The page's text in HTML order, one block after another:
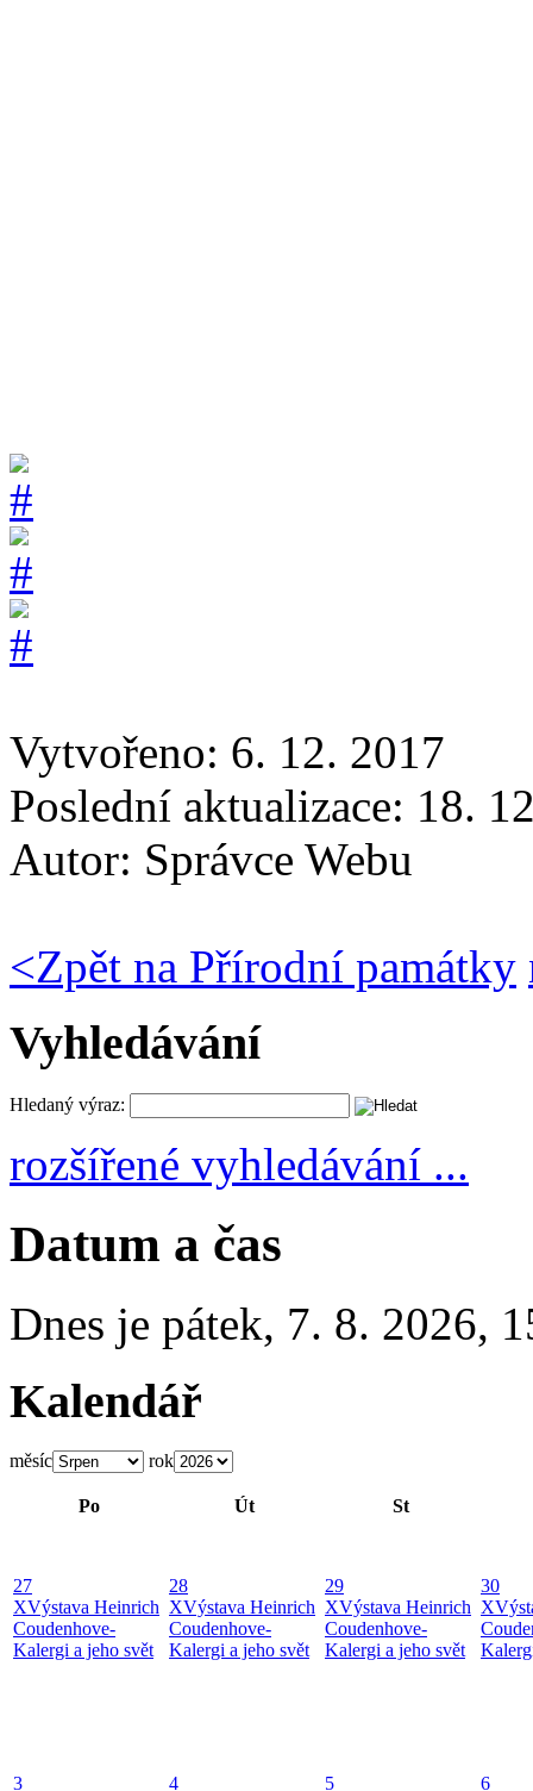
Vytvořeno: 6. 12. 2017
Poslední aktualizace: 18.
Autor: Správce Webu
<Zpět na Přírodní památky
Vyhledávání
Hledaný výraz:
rozšířené vyhledávání ...
Datum a čas
Dnes je pátek, 7. 8. 2026,
Kalendář
měsíc rok
Po Út St
27
XVýstava Heinrich
Coudenhove-
Kalergi a jeho svět
28
XVýstava Heinrich
Coudenhove-
Kalergi a jeho svět
29
XVýstava Heinrich
Coudenhove-
Kalergi a jeho svět
30
X
3 4 5 6